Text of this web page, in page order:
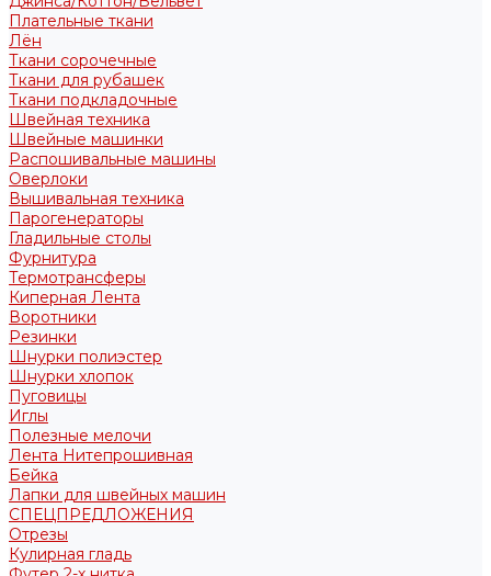
Плательные ткани
Лён
Ткани сорочечные
Ткани для рубашек
Ткани подкладочные
Швейная техника
Швейные машинки
Распошивальные машины
Оверлоки
Вышивальная техника
Парогенераторы
Гладильные столы
Фурнитура
Термотрансферы
Киперная Лента
Воротники
Резинки
Шнурки полиэстер
Шнурки хлопок
Пуговицы
Иглы
Полезные мелочи
Лента Нитепрошивная
Бейка
Лапки для швейных машин
СПЕЦПРЕДЛОЖЕНИЯ
Отрезы
Кулирная гладь